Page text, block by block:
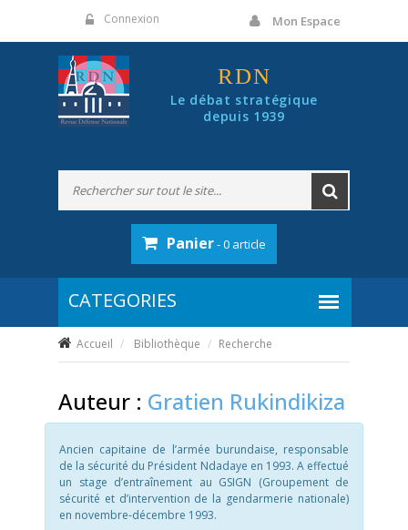
Connexion Mon Espace
RDN
Le débat stratégique
depuis 1939
Panier- 0 article
Accueil Bibliothèque Recherche
Auteur : Gratien Rukindikiza
Ancien capitaine de l’armée burundaise, responsable
de la sécurité du Président Ndadaye en 1993. A effectué
un stage d’entraînement au GSIGN (Groupement de
sécurité et d’intervention de la gendarmerie nationale)
en novembre-décembre 1993.